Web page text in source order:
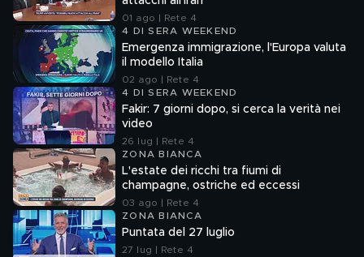
01 ago | Rete 4
4 DI SERA WEEKEND
Emergenza immigrazione, l'Europa valuta
il modello Italia
02 ago | Rete 4
4 DI SERA WEEKEND
Fakir: 7 giorni dopo, si cerca la verità nei
video
26 lug | Rete 4
ZONA BIANCA
L'estate dei ricchi tra fiumi di
champagne, ostriche ed eccessi
03 ago | Rete 4
ZONA BIANCA
Puntata del 27 luglio
27 lug | Rete 4